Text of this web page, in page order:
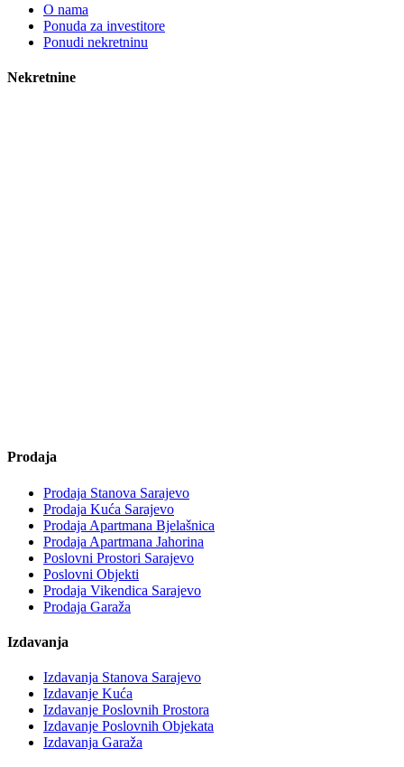
O nama
Ponuda za investitore
Ponudi nekretninu
Nekretnine
Prodaja
Prodaja Stanova Sarajevo
Prodaja Kuća Sarajevo
Prodaja Apartmana Bjelašnica
Prodaja Apartmana Jahorina
Poslovni Prostori Sarajevo
Poslovni Objekti
Prodaja Vikendica Sarajevo
Prodaja Garaža
Izdavanja
Izdavanja Stanova Sarajevo
Izdavanje Kuća
Izdavanje Poslovnih Prostora
Izdavanje Poslovnih Objekata
Izdavanja Garaža